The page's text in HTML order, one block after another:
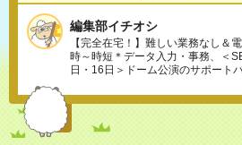
編集部イチオシ
【完全在宅！】難しい業務なし＆
時～時短＊データ入力・事務、＜
日・16日＞ドーム公演のサポート